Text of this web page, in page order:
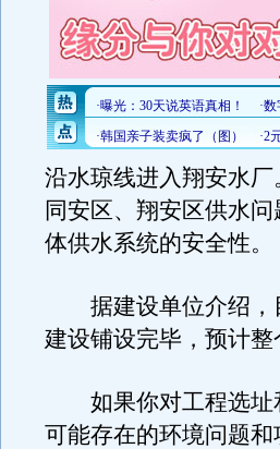
沿水琼线进入翔安水
同安区、翔安区供水
体供水系统的安全性。
据建设单位介绍，
建设铺设完毕，预计
如果你对工程选址
可能存在的环境问题